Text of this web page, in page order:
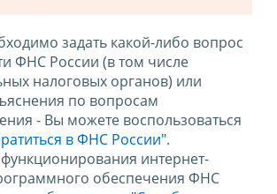
задать какой-либо вопрос
ФНС России (в том числе
налоговых органов) или
по вопросам
- Вы можете воспользоваться
в ФНС России".
интернет-
обеспечения ФНС